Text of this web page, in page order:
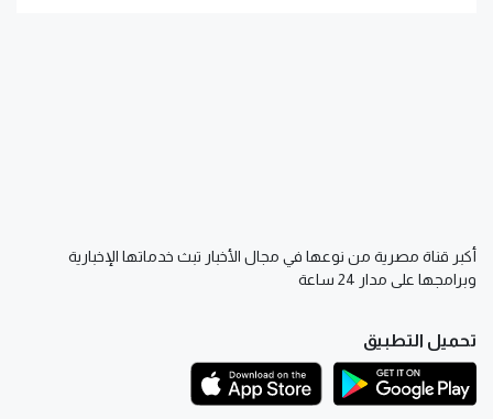
أكبر قناة مصرية من نوعها في مجال الأخبار تبث خدماتها الإخبارية
وبرامجها على مدار 24 ساعة
تحميل التطبيق